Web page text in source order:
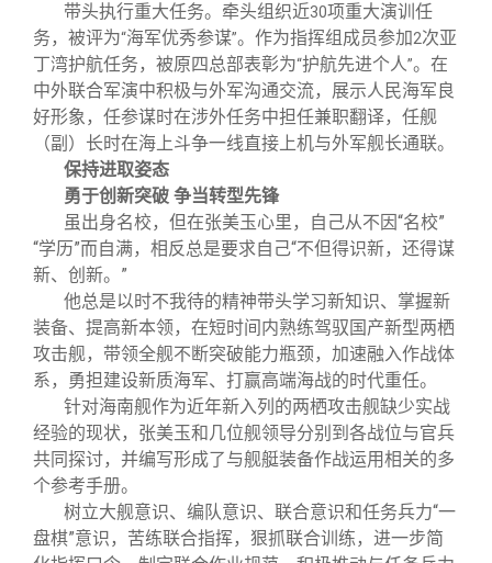
带头执行重大任务。牵头组织近30项重大演训任
务，被评为“海军优秀参谋”。作为指挥组成员参加2次亚
丁湾护航任务，被原四总部表彰为“护航先进个人”。在
中外联合军演中积极与外军沟通交流，展示人民海军良
好形象，任参谋时在涉外任务中担任兼职翻译，任舰
（副）长时在海上斗争一线直接上机与外军舰长通联。
保持进取姿态
勇于创新突破 争当转型先锋
虽出身名校，但在张美玉心里，自己从不因“名校”
“学历”而自满，相反总是要求自己“不但得识新，还得谋
新、创新。”
他总是以时不我待的精神带头学习新知识、掌握新
装备、提高新本领，在短时间内熟练驾驭国产新型两栖
攻击舰，带领全舰不断突破能力瓶颈，加速融入作战体
系，勇担建设新质海军、打赢高端海战的时代重任。
针对海南舰作为近年新入列的两栖攻击舰缺少实战
经验的现状，张美玉和几位舰领导分别到各战位与官兵
共同探讨，并编写形成了与舰艇装备作战运用相关的多
个参考手册。
树立大舰意识、编队意识、联合意识和任务兵力“一
盘棋”意识，苦练联合指挥，狠抓联合训练，进一步简